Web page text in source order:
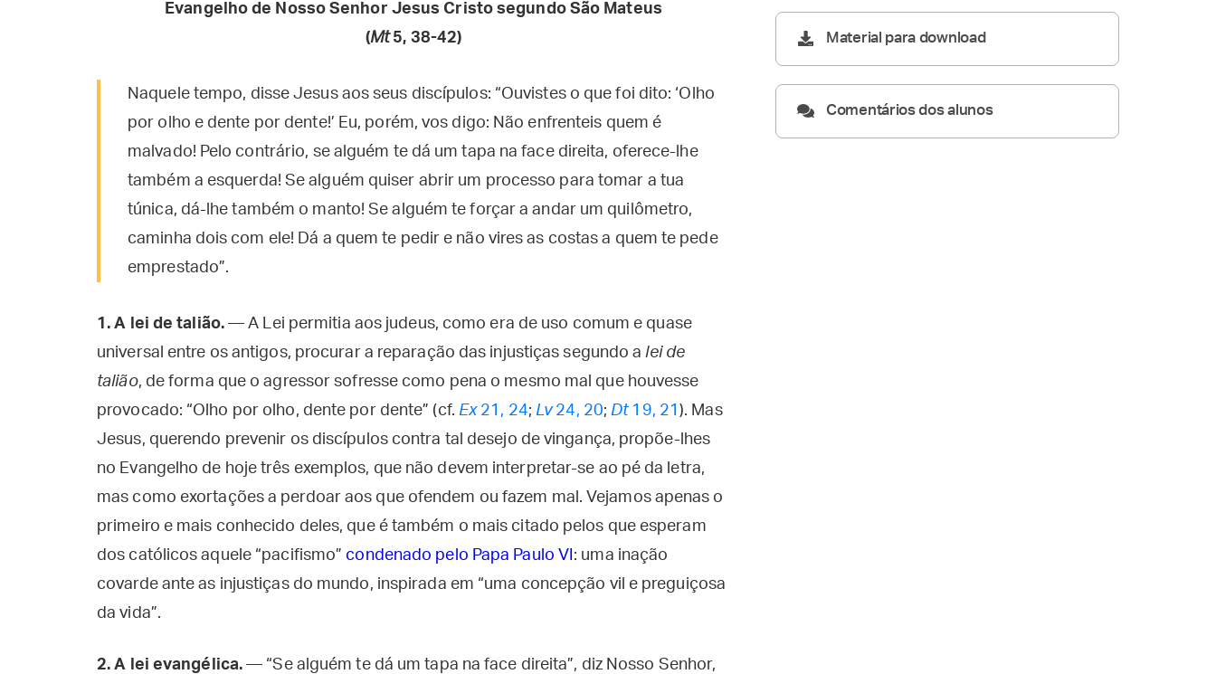
Evangelho de Nosso Senhor Jesus Cristo segundo São Mateus
(Mt5, 38-42)
Naquele tempo, disse Jesus aos seus discípulos: “Ouvistes o que foi dito: ‘Olho
por olho e dente por dente!’ Eu, porém, vos digo: Não enfrenteis quem é
malvado! Pelo contrário, se alguém te dá um tapa na face direita, oferece-lhe
também a esquerda! Se alguém quiser abrir um processo para tomar a tua
túnica, dá-lhe também o manto! Se alguém te forçar a andar um quilômetro,
caminha dois com ele! Dá a quem te pedir e não vires as costas a quem te pede
emprestado”.
1. A lei de talião.— A Lei permitia aos judeus, como era de uso comum e quase
universal entre os antigos, procurar a reparação das injustiças segundo alei de
talião, de forma que o agressor sofresse como pena o mesmo mal que houvesse
provocado: “Olho por olho, dente por dente” (cf. Ex21, 24;Lv24, 20;Dt19, 21 ). Mas
Jesus, querendo prevenir os discípulos contra tal desejo de vingança, propõe-lhes
no Evangelho de hoje três exemplos, que não devem interpretar-se ao pé da letra,
mas como exortações a perdoar aos que ofendem ou fazem mal. Vejamos apenas o
primeiro e mais conhecido deles, que é também o mais citado pelos que esperam
dos católicos aquele “pacifismo” condenado pelo Papa Paulo VI : uma inação
covarde ante as injustiças do mundo, inspirada em “uma concepção vil e preguiçosa
da vida”.
2. A lei evangélica.— “Se alguém te dá um tapa na face direita”, diz Nosso Senhor,
Material para download
Comentários dos alunos